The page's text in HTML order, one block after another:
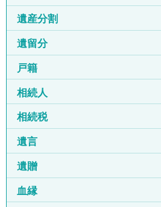
遺産分割
遺留分
戸籍
相続人
相続税
遺言
遺贈
血縁